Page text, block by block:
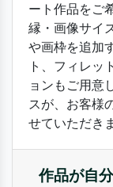
ート作品をご
縁・画像サイ
や画枠を追加
ト、フィレッ
ョンもご用意
スが、お客様
せていただき
作品が自